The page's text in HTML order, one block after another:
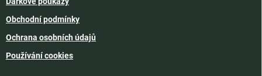
Obchodní podmínky
Ochrana osobních údajů
Používání cookies